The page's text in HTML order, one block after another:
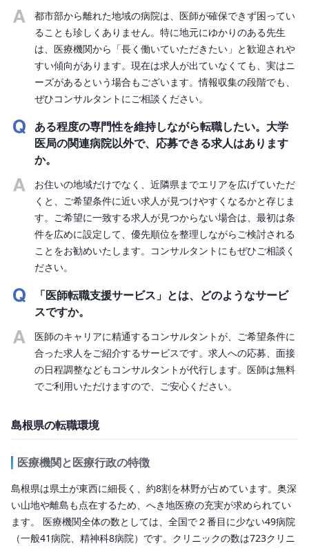
都市部から離れた地域の病院は、医師が確保できず困ってい
ることも珍しくありません。特に地元にゆかりのある先生
は、医療機関から「長く働いていただきたい」と歓迎されや
すい傾向があります。現在は求人が出ていなくても、実はニ
ーズがあるという場合もございます。情報収集の段階でも、
ぜひコンサルタントにご相談ください。
ある程度の専門性を維持しながら転職したい。大学
医局の関連病院以外で、応募できる求人はあります
か。
お住いの地域だけでなく、近隣県までエリアを広げていただ
くと、ご希望条件に近い求人が見つけやすくなるかと存じま
す。ご希望に一致する求人が見つからない場合は、最初は条
件を広めに設定して、優先順位を整理しながらご検討される
ことをお勧めいたします。コンサルタントにもぜひご相談く
ださい。
「医師転職支援サービス」とは、どのようなサービ
スですか。
医師のキャリアに精通するコンサルタントが、ご希望条件に
合った求人をご紹介するサービスです。求人への応募、面接
の日程調整などもコンサルタントが代行します。医師は無料
でご利用いただけますので、ご安心ください。
島根県の転職環境
医療機関と医療行政の特徴
島根県は県土が東西に細長く、約8割を林野が占めています。奥深
い山地や離島も点在するため、へき地医療の充実が求められてい
ます。 医療機関全体の数としては、全国で２番目に少ない49病院
（一般41病院、精神科8病院）です。クリニックの数は723クリニ